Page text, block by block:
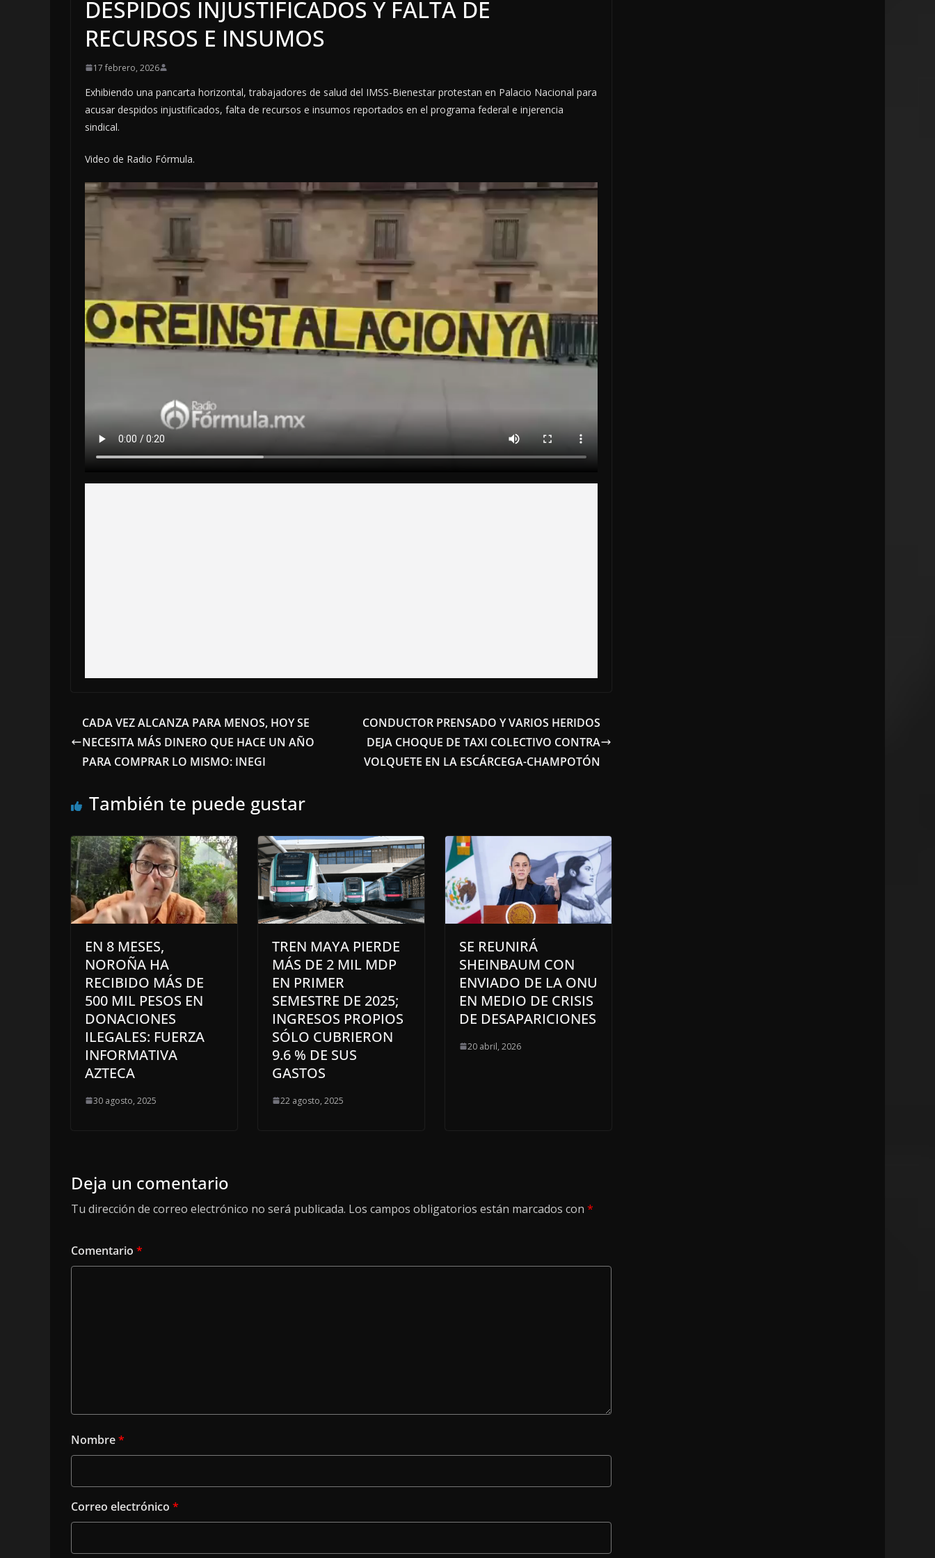
DESPIDOS INJUSTIFICADOS Y FALTA DE
RECURSOS E INSUMOS
17 febrero, 2026
Exhibiendo una pancarta horizontal, trabajadores de salud del IMSS-Bienestar protestan en Palacio Nacional para
acusar despidos injustificados, falta de recursos e insumos reportados en el programa federal e injerencia
sindical.
Video de Radio Fórmula.
CADA VEZ ALCANZA PARA MENOS, HOY SE
NECESITA MÁS DINERO QUE HACE UN AÑO
PARA COMPRAR LO MISMO: INEGI
CONDUCTOR PRENSADO Y VARIOS HERIDOS
DEJA CHOQUE DE TAXI COLECTIVO CONTRA
VOLQUETE EN LA ESCÁRCEGA-CHAMPOTÓN
También te puede gustar
EN 8 MESES,
NOROÑA HA
RECIBIDO MÁS DE
500 MIL PESOS EN
DONACIONES
ILEGALES: FUERZA
INFORMATIVA
AZTECA
30 agosto, 2025
TREN MAYA PIERDE
MÁS DE 2 MIL MDP
EN PRIMER
SEMESTRE DE 2025;
INGRESOS PROPIOS
SÓLO CUBRIERON
9.6 % DE SUS
GASTOS
22 agosto, 2025
SE REUNIRÁ
SHEINBAUM CON
ENVIADO DE LA ONU
EN MEDIO DE CRISIS
DE DESAPARICIONES
20 abril, 2026
Deja un comentario
Tu dirección de correo electrónico no será publicada. Los campos obligatorios están marcados con *
Comentario *
Nombre*
Correo electrónico *